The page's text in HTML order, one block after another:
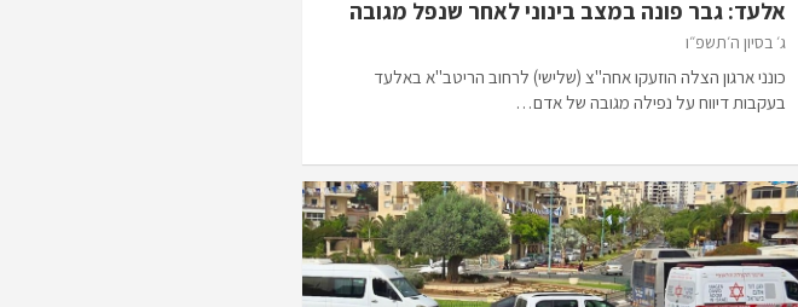
אלעד: גבר פונה במצב בינוני לאחר שנפל מגובה
ג׳ בסיון ה׳תשפ״ו
כונני ארגון הצלה הוזעקו אחה"צ (שלישי) לרחוב הריטב"א באלעד
בעקבות דיווח על נפילה מגובה של אדם…